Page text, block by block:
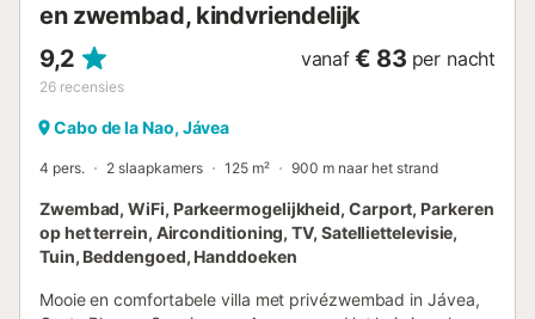
en zwembad, kindvriendelijk
9,2
26 recensies
vanaf € 83 per nacht
Cabo de la Nao, Jávea
4 pers. 2 slaapkamers 125 m² 900 m naar het strand
Zwembad, WiFi, Parkeermogelijkheid, Carport, Parkeren
op het terrein, Airconditioning, TV, Satelliettelevisie,
Tuin, Beddengoed, Handdoeken
Mooie en comfortabele villa met privézwembad in Jávea,